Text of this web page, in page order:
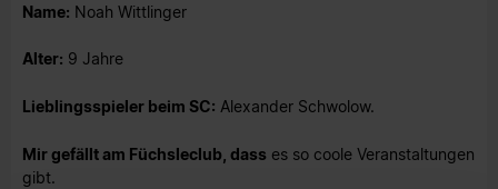
Name: Noah Wittlinger
Alter: 9 Jahre
Lieblingsspieler beim SC: Alexander Schwolow.
Mir gefällt am Füchsleclub, dass es so coole Veranstaltungen
gibt.